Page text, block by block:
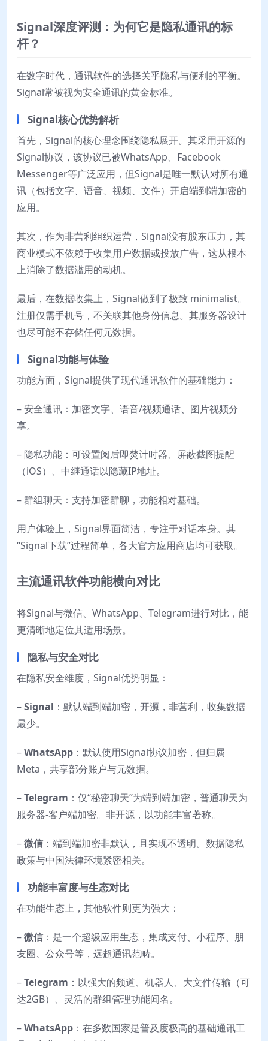
Signal深度评测：为何它是隐私通讯的标
杆？
在数字时代，通讯软件的选择关乎隐私与便利的平衡。
Signal常被视为安全通讯的黄金标准。
Signal核心优势解析
首先，Signal的核心理念围绕隐私展开。其采用开源的
Signal协议，该协议已被WhatsApp、Facebook
Messenger等广泛应用，但Signal是唯一默认对所有通
讯（包括文字、语音、视频、文件）开启端到端加密的
应用。
其次，作为非营利组织运营，Signal没有股东压力，其
商业模式不依赖于收集用户数据或投放广告，这从根本
上消除了数据滥用的动机。
最后，在数据收集上，Signal做到了极致 minimalist。
注册仅需手机号，不关联其他身份信息。其服务器设计
也尽可能不存储任何元数据。
Signal功能与体验
功能方面，Signal提供了现代通讯软件的基础能力：
– 安全通讯：加密文字、语音/视频通话、图片视频分
享。
– 隐私功能：可设置阅后即焚计时器、屏蔽截图提醒
（iOS）、中继通话以隐藏IP地址。
– 群组聊天：支持加密群聊，功能相对基础。
用户体验上，Signal界面简洁，专注于对话本身。其
“Signal下载”过程简单，各大官方应用商店均可获取。
主流通讯软件功能横向对比
将Signal与微信、WhatsApp、Telegram进行对比，能
更清晰地定位其适用场景。
隐私与安全对比
在隐私安全维度，Signal优势明显：
–Signal ：默认端到端加密，开源，非营利，收集数据
最少。
–WhatsApp ：默认使用Signal协议加密，但归属
Meta，共享部分账户与元数据。
–Telegram ：仅“秘密聊天”为端到端加密，普通聊天为
服务器-客户端加密。非开源，以功能丰富著称。
–微信 ：端到端加密非默认，且实现不透明。数据隐私
政策与中国法律环境紧密相关。
功能丰富度与生态对比
在功能生态上，其他软件则更为强大：
–微信 ：是一个超级应用生态，集成支付、小程序、朋
友圈、公众号等，远超通讯范畴。
–Telegram ：以强大的频道、机器人、大文件传输（可
达2GB）、灵活的群组管理功能闻名。
–WhatsApp ：在多数国家是普及度极高的基础通讯工